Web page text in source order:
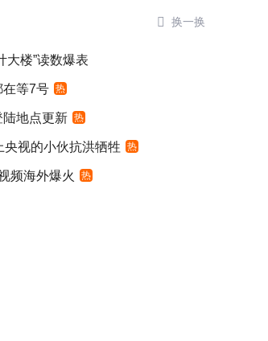
 换一换
大楼”读数爆表
在等7号 热
陆地点更新 热
央视的小伙抗洪牺牲 热
频海外爆火 热